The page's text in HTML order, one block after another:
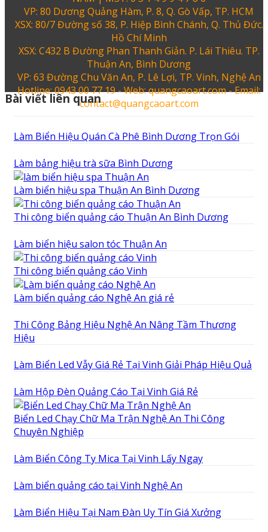
VP: 80 Dương Quảng Hàm, P. 8, Q. Gò Vấp, TP. HCM
XSX: 80/7 Đường số 38, P. Hiệp Bình Chánh, Q. Thủ Đức.
Hồ Chí Minh
XSX: C432 B Đường Phan Thanh Giản. P. Lái Thiêu. TP.
Thuận An, Bình Dương
VP: 63 Đường Chu Văn An, P. Lê Lợi, TP. Vinh, Nghệ An
Hotline: 0943 00 77 19 - Web: quangcaoart.com - Email:
contact@quangcaoart.com
Bài viết liên quan
Làm Biển Hiệu Quán Cà Phê Bình Dương Trọn Gói
Làm bảng hiệu trà sữa Bình Dương
Làm biển hiệu spa Thuận An Bình Dương
Thi công biển quảng cáo Thuận An Bình Dương
Làm biển hiệu salon tóc Thuận An
Thi công biển quảng cáo Vinh
Làm biển quảng cáo Nghệ An giá rẻ
Thi Công Bảng Hiệu Nghệ An Nâng Tầm Thương
Hiệu
Làm Biển Led Vẫy Giá Rẻ Tại Vinh Giải Pháp Hiệu Quả
Làm Hộp Đèn Quảng Cáo Tại Vinh Giá Rẻ
Biển Led Chạy Chữ Ma Trận Nghệ An Thi Công
Chuyên Nghiệp
Làm Biển Công Ty Mica Tại Vinh Lấy Ngay
Làm biển quảng cáo tại Vinh Nghệ An
Làm Biển Hiệu Tại Nam Đàn Uy Tín Giá Xưởng